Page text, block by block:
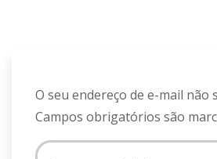
O seu endereço de e-mail não
Campos obrigatórios são